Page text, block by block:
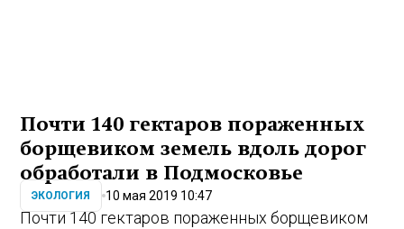
Почти 140 гектаров пораженных
борщевиком земель вдоль дорог
обработали в Подмосковье
ЭКОЛОГИЯ 10 мая 2019 10:47
Почти 140 гектаров пораженных борщевиком